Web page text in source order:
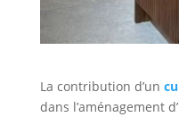
La contribution d’un
dans l’aménagement